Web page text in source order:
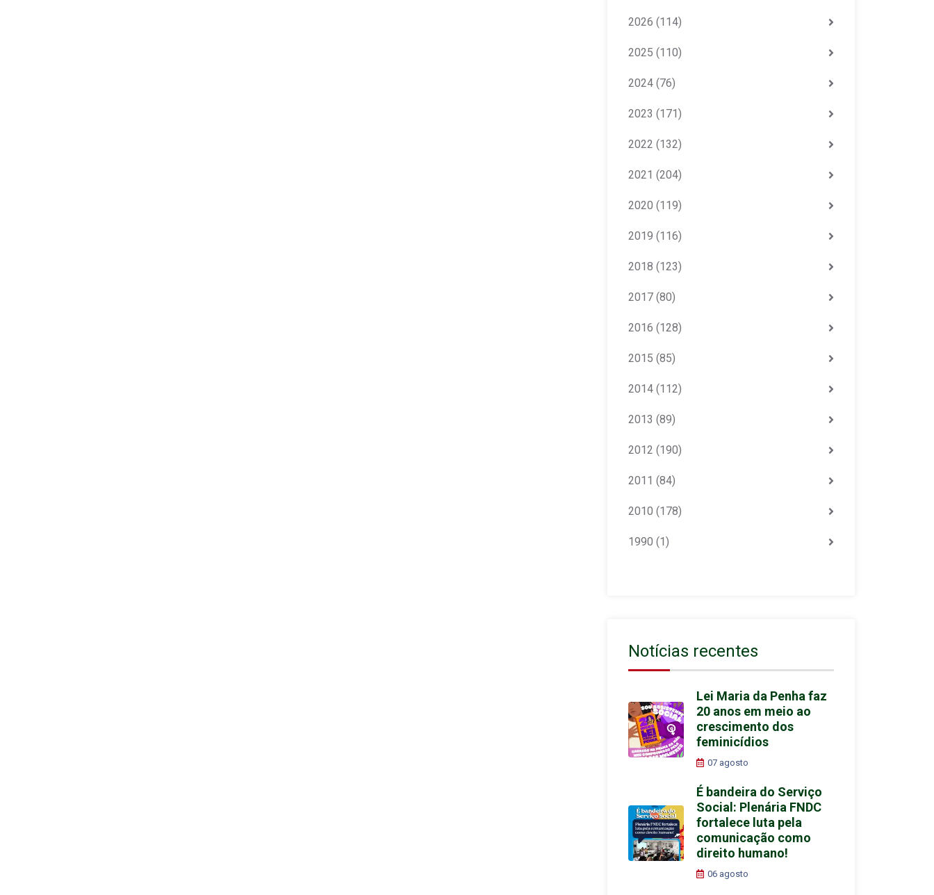
2026 (114)
2025 (110)
2024 (76)
2023 (171)
2022 (132)
2021 (204)
2020 (119)
2019 (116)
2018 (123)
2017 (80)
2016 (128)
2015 (85)
2014 (112)
2013 (89)
2012 (190)
2011 (84)
2010 (178)
1990 (1)
Notícias recentes
Lei Maria da Penha faz
20 anos em meio ao
crescimento dos
feminicídios
07 agosto
É bandeira do Serviço
Social: Plenária FNDC
fortalece luta pela
comunicação como
direito humano!
06 agosto